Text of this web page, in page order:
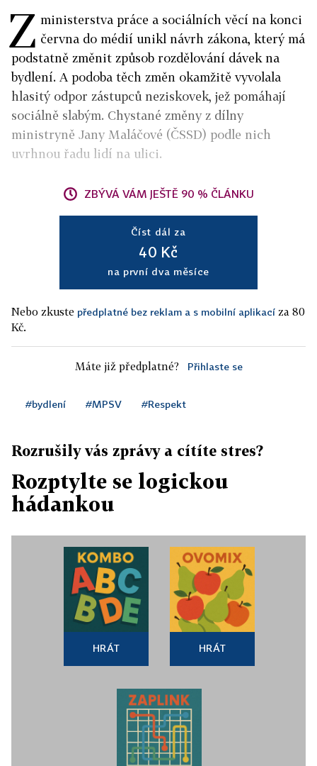
Z ministerstva práce a sociálních věcí na konci
června do médií unikl návrh zákona, který má
podstatně změnit způsob rozdělování dávek na
bydlení. A podoba těch změn okamžitě vyvolala
hlasitý odpor zástupců neziskovek, jež pomáhají
sociálně slabým. Chystané změny z dílny
ministryně Jany Maláčové (ČSSD) podle nich
uvrhnou řadu lidí na ulici.
ZBÝVÁ VÁM JEŠTĚ 90 % ČLÁNKU
Číst dál za
40 Kč
na první dva měsíce
Nebo zkuste předplatné bez reklam a s mobilní aplikací za 80
Kč.
Máte již předplatné? Přihlaste se
#bydlení #MPSV #Respekt
Rozrušily vás zprávy a cítíte stres?
Rozptylte se logickou
hádankou
HRÁT HRÁT